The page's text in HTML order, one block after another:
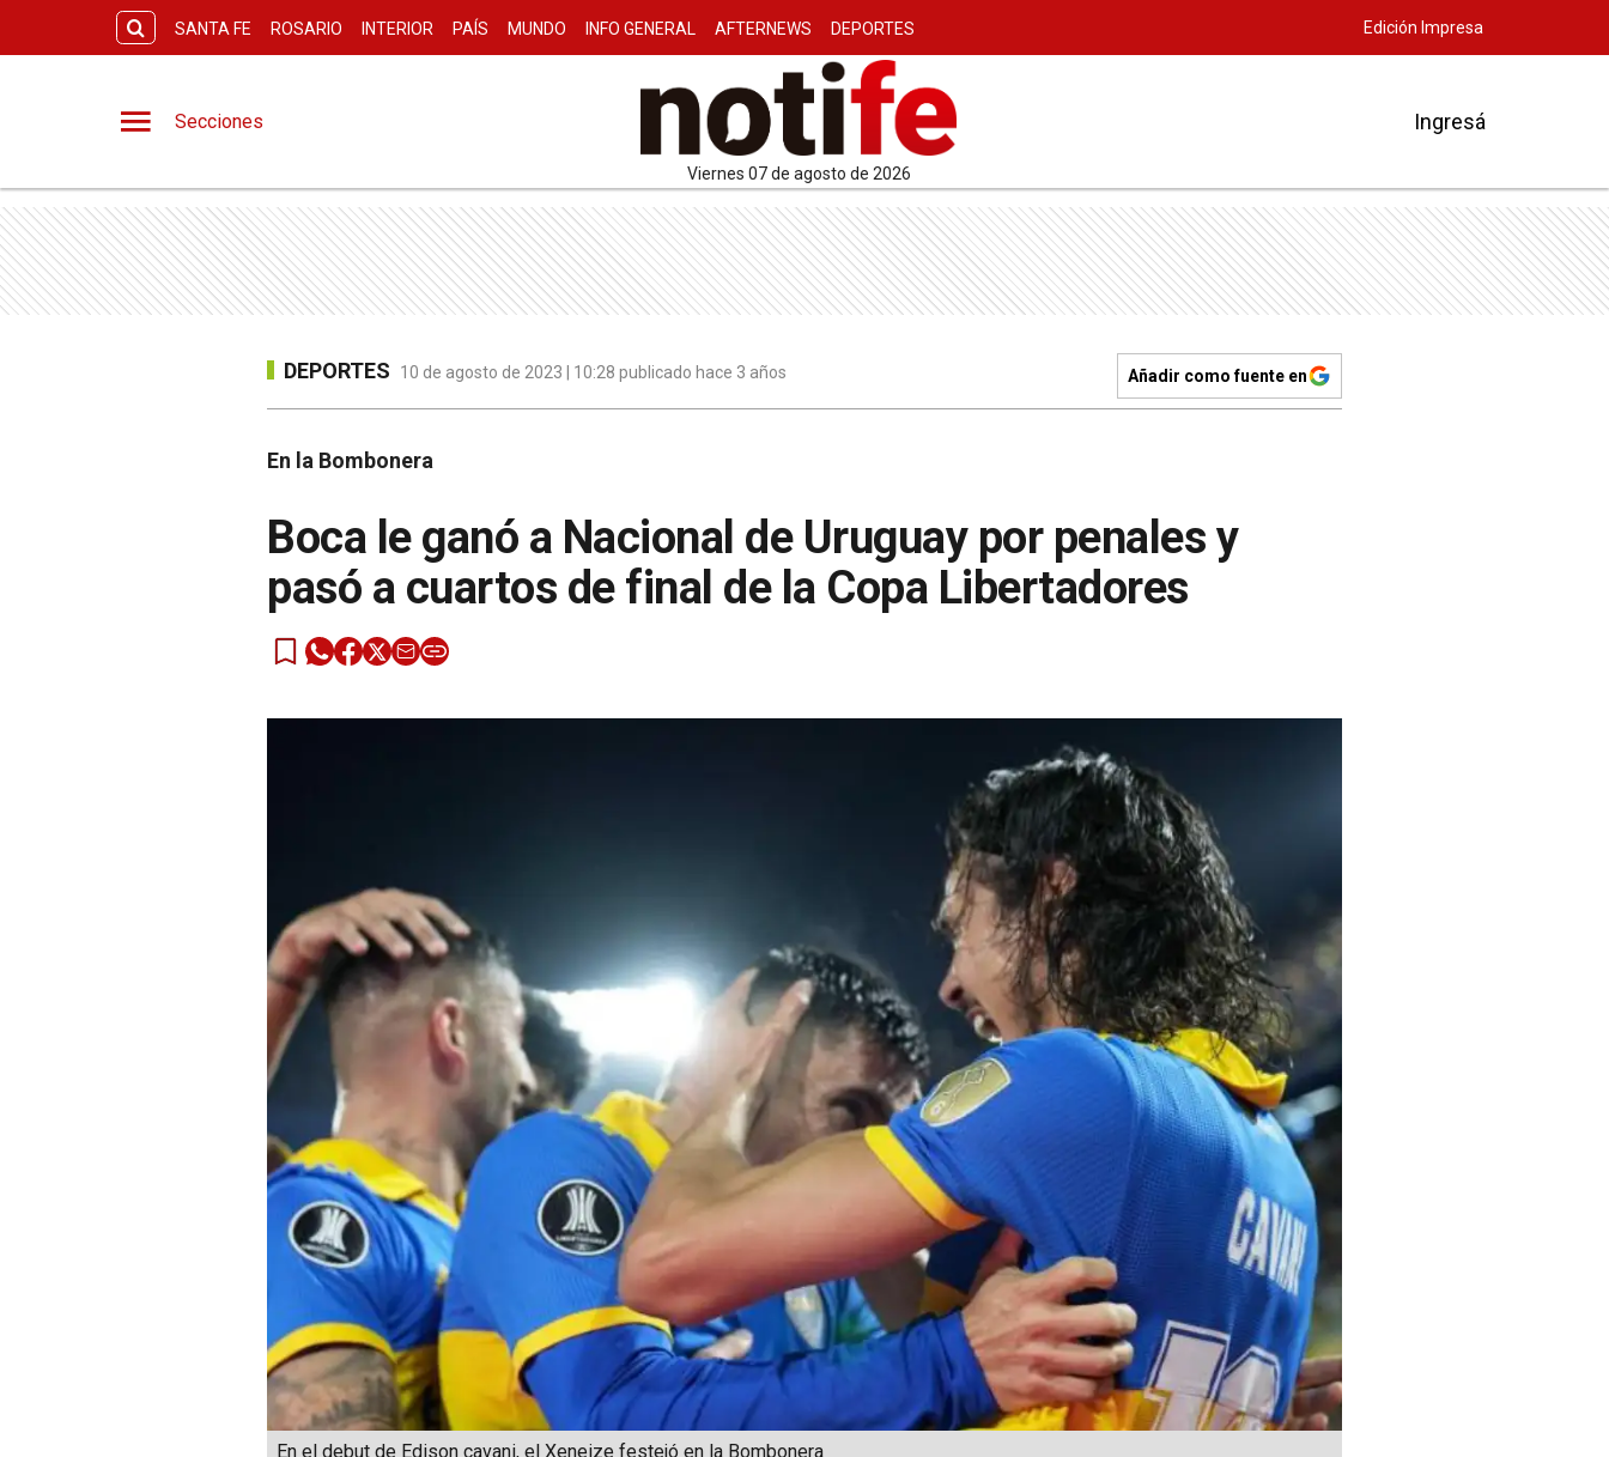
SANTA FE ROSARIO INTERIOR PAÍS MUNDO INFO GENERAL AFTERNEWS DEPORTES Edición Impresa
Secciones
viernes 07 de agosto de 2026
Ingresá
DEPORTES 10 de agosto de 2023 | 10:28 publicado hace 3 años Añadir como fuente en
En la Bombonera
Boca le ganó a Nacional de Uruguay por penales y
pasó a cuartos de final de la Copa Libertadores
En el debut de Edison cavani, el Xeneize festejó en la Bombonera